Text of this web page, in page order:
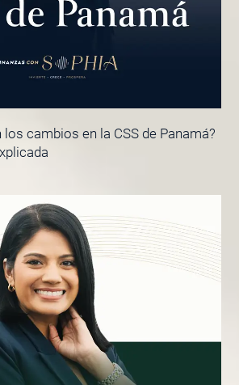
cambios en la CSS de Panamá?